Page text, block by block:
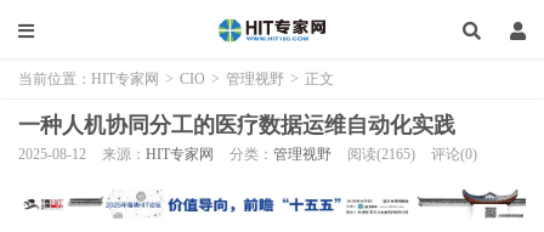
当前位置： HIT专家网 > CIO > 管理视野 > 正文
一种人机协同分工的医疗数据运维自动化实践
2025-08-12 来源： HIT专家网 分类： 管理视野 阅读(2165) 评论(0)